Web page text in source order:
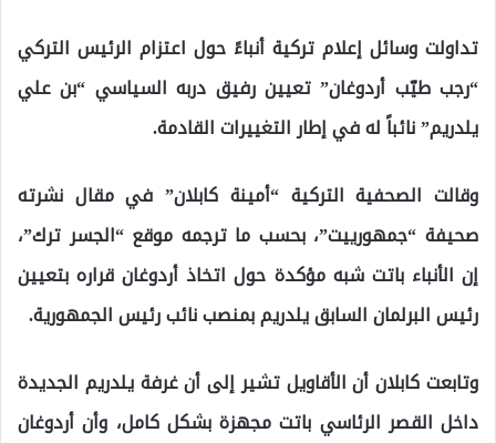
تداولت وسائل إعلام تركية أنباءً حول اعتزام الرئيس التركي
“رجب طيّب أردوغان” تعيين رفيق دربه السياسي “بن علي
يلدريم” نائباً له في إطار التغييرات القادمة.
وقالت الصحفية التركية “أمينة كابلان” في مقال نشرته
صحيفة “جمهورييت”، بحسب ما ترجمه موقع “الجسر ترك”،
إن الأنباء باتت شبه مؤكدة حول اتخاذ أردوغان قراره بتعيين
رئيس البرلمان السابق يلدريم بمنصب نائب رئيس الجمهورية.
وتابعت كابلان أن الأقاويل تشير إلى أن غرفة يلدريم الجديدة
داخل القصر الرئاسي باتت مجهزة بشكل كامل، وأن أردوغان